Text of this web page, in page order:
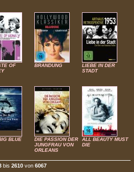
OF
BRANDUNG
LIEBE IN DER
STADT
BLUE
DIE PASSION DER
JUNGFRAU VON
ORLEANS
ALL BEAUTY MUST
DIE
bis 2610 von 6067